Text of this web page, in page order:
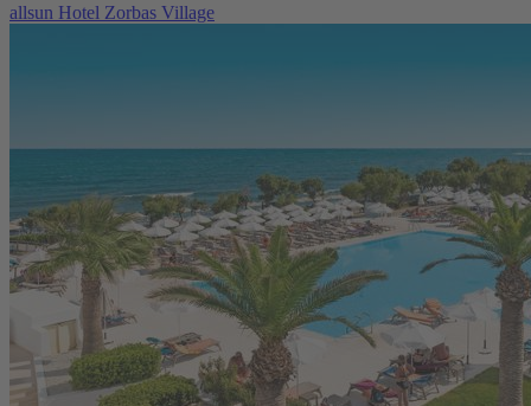
allsun Hotel Zorbas Village